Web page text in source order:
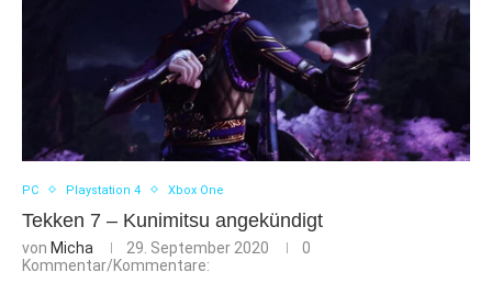
PC Playstation 4 Xbox One
Tekken 7 – Kunimitsu angekündigt
von Micha 29. September 2020
0
Kommentar/Kommentare: